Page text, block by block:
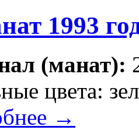
1993
(манат):
цвета:
→